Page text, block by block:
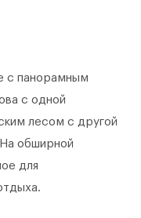
с панорамным
с одной
лесом с другой
обширной
для